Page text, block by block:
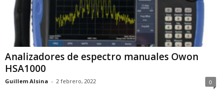
Analizadores de espectro manuales Owon
HSA1000
Guillem Alsina - 2 febrero, 2022 0